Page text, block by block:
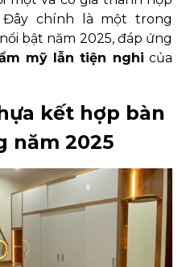
chính là một trong
bật năm 2025, đáp ứng
mỹ lẫn tiện nghi của
kết hợp bàn
năm 2025